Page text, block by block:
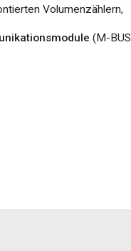
Volumenzählern,
(M-BUS